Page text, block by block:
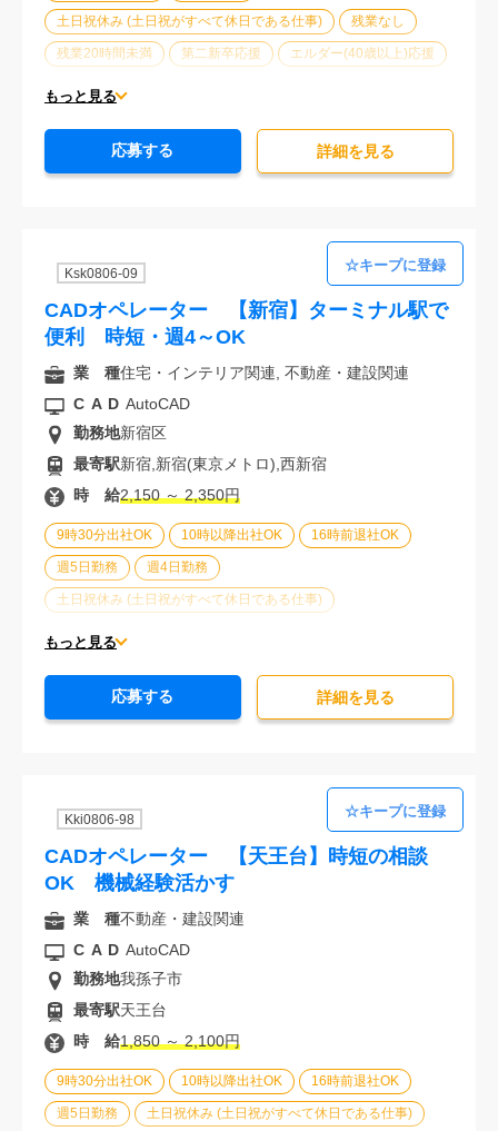
土日祝休み (土日祝がすべて休日である仕事) 残業なし
残業20時間未満 第二新卒応援 エルダー(40歳以上)応援
ブランクOK
派遣スタッフ活躍中 未経験歓迎
もっと見る
応募する 詳細を⾒る
Ksk0806-09
CADオペレーター 【新宿】ターミナル駅で
便利 時短・週4～OK
9時30分出社OK 10時以降出社OK 16時前退社OK
週5日勤務 週4日勤務
土日祝休み (土日祝がすべて休日である仕事)
平日休みあり (週に一度以上平日に休日がある仕事)
エルダー(40歳以上)応援 服装自由
オフィスが禁煙 20代活躍中 30代活躍中
もっと見る
業 種住宅・インテリア関連, 不動産・建設関連
CAD AutoCAD
勤務地新宿区
最寄駅新宿,新宿(東京メトロ),西新宿
時 給2,150 ～ 2,350円
応募する 詳細を⾒る
Kki0806-98
CADオペレーター 【天王台】時短の相談
OK 機械経験活かす
9時30分出社OK 10時以降出社OK 16時前退社OK
週5日勤務 土日祝休み (土日祝がすべて休日である仕事)
業 種不動産・建設関連
CAD AutoCAD
勤務地我孫子市
最寄駅天王台
時 給1,850 ～ 2,100円